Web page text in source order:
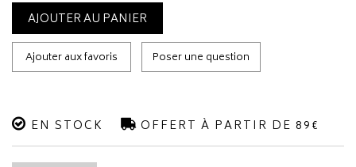
AJOUTER AU PANIER
Ajouter aux favoris Poser une question
EN STOCK OFFERT À PARTIR DE 89€